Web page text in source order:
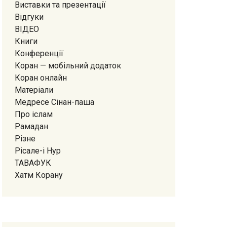
Виставки та презентації
Відгуки
ВІДЕО
Книги
Конференції
Коран — мобiльний додаток
Коран онлайн
Матеріали
Медресе Сiнан-паша
Про іслам
Рамадан
Різне
Рісале-і Нур
ТАВАФУК
Хатм Корану